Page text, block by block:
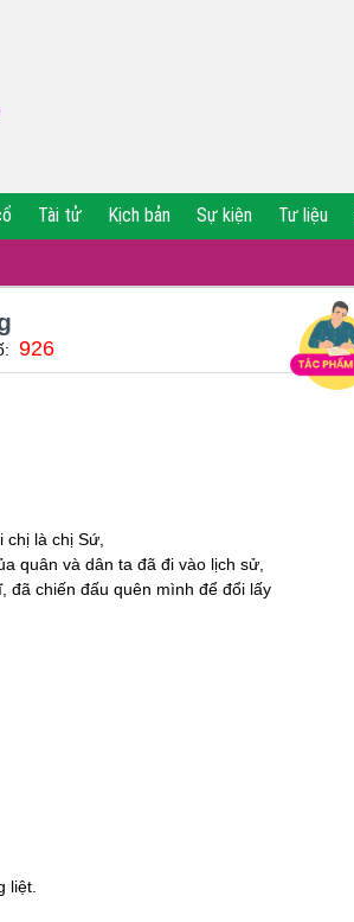
Tài tử Kịch bản Sự kiện Tư liệu
926
là chị Sứ,
quân và dân ta đã đi vào lịch sử,
đã chiến đấu quên mình để đổi lấy
liệt.